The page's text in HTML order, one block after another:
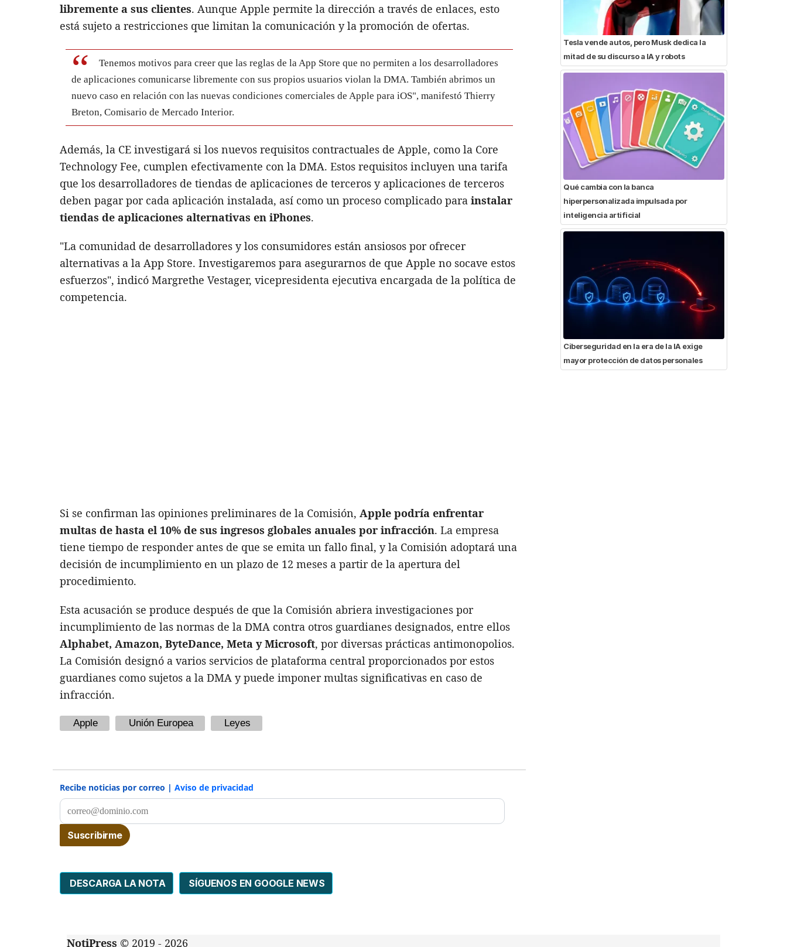
libremente a sus clientes. Aunque Apple permite la dirección a través de enlaces, esto
está sujeto a restricciones que limitan la comunicación y la promoción de ofertas.
Tenemos motivos para creer que las reglas de la App Store que no permiten a los desarrolladores
de aplicaciones comunicarse libremente con sus propios usuarios violan la DMA. También abrimos un
nuevo caso en relación con las nuevas condiciones comerciales de Apple para iOS", manifestó Thierry
Breton, Comisario de Mercado Interior.
Además, la CE investigará si los nuevos requisitos contractuales de Apple, como la Core
Technology Fee, cumplen efectivamente con la DMA. Estos requisitos incluyen una tarifa
que los desarrolladores de tiendas de aplicaciones de terceros y aplicaciones de terceros
deben pagar por cada aplicación instalada, así como un proceso complicado para instalar
tiendas de aplicaciones alternativas en iPhones.
"La comunidad de desarrolladores y los consumidores están ansiosos por ofrecer
alternativas a la App Store. Investigaremos para asegurarnos de que Apple no socave estos
esfuerzos", indicó Margrethe Vestager, vicepresidenta ejecutiva encargada de la política de
competencia.
Si se confirman las opiniones preliminares de la Comisión, Apple podría enfrentar
multas de hasta el 10% de sus ingresos globales anuales por infracción. La empresa
tiene tiempo de responder antes de que se emita un fallo final, y la Comisión adoptará una
decisión de incumplimiento en un plazo de 12 meses a partir de la apertura del
procedimiento.
Esta acusación se produce después de que la Comisión abriera investigaciones por
incumplimiento de las normas de la DMA contra otros guardianes designados, entre ellos
Alphabet, Amazon, ByteDance, Meta y Microsoft, por diversas prácticas antimonopolios.
La Comisión designó a varios servicios de plataforma central proporcionados por estos
guardianes como sujetos a la DMA y puede imponer multas significativas en caso de
infracción.
Apple Unión Europea Leyes
Recibe noticias por correo | Aviso de privacidad
DESCARGA LA NOTA SÍGUENOS EN GOOGLE NEWS
Tesla vende autos, pero Musk dedica la
mitad de su discurso a IA y robots
Qué cambia con la banca
hiperpersonalizada impulsada por
inteligencia artificial
Ciberseguridad en la era de la IA exige
mayor protección de datos personales
NotiPress © 2019 - 2026